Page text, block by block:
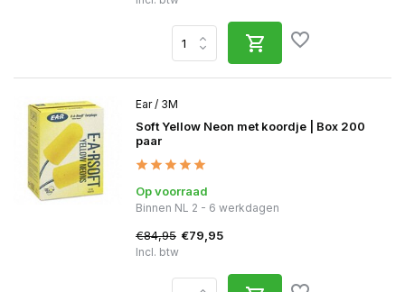
Ear / 3M
Soft Yellow Neon met koordje | Box 200
paar
Op voorraad
Binnen NL 2 - 6 werkdagen
€84,95 €79,95
Incl. btw